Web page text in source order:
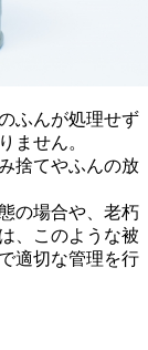
ふんが処理せず
ません。
捨てやふんの放
の場合や、老朽
、このような被
適切な管理を行